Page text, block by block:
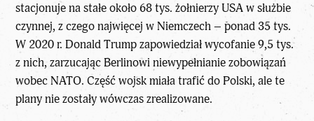
stacjonuje na stałe około 68 tys. żołnierzy USA w służbie
czynnej, z czego najwięcej w Niemczech – ponad 35 tys.
W 2020 r.Donald Trumpzapowiedział wycofanie 9,5 tys.
z nich, zarzucając Berlinowi niewypełnianie zobowiązań
wobec NATO. Część wojsk miała trafić do Polski, ale te
plany nie zostały wówczas zrealizowane.